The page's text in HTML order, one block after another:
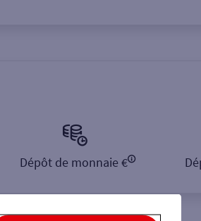
Dépôt de monnaie €